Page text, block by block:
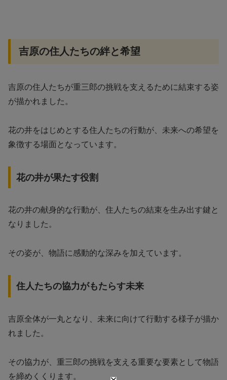
吉原の住人たちの絆と希望
吉原の住人たちが重三郎の挑戦を支えるために結束する姿
が描かれました。
花の井をはじめとする住人たちの行動が、未来への希望を
象徴する場面となっています。
花の井が果たす役割
花の井の献身的な行動が、住人たちの結束を生み出す鍵と
なりました。
その姿が、物語に感動的な深みを加えています。
住人たちの協力がもたらす未来
吉原全体が一丸となり、未来に向けて行動する様子が描か
れました。
その協力が、重三郎の挑戦を支える重要な要素として物語
を締めくくります。